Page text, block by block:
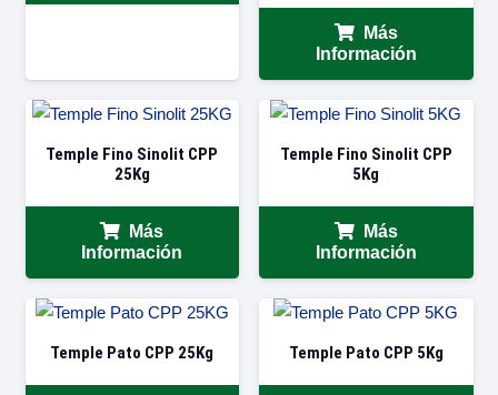
Más
Información
Temple Fino Sinolit CPP
25Kg
Más
Información
Temple Fino Sinolit CPP
5Kg
Más
Información
Temple Pato CPP 25Kg Temple Pato CPP 5Kg